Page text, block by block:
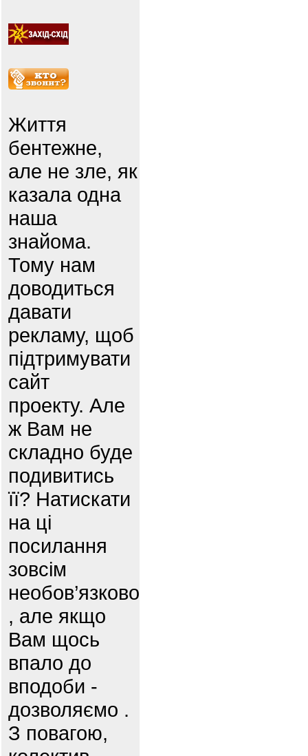
Життя
бентежне,
але не зле, як
казала одна
наша
знайома.
Тому нам
доводиться
давати
рекламу, щоб
підтримувати
сайт
проекту. Але
ж Вам не
складно буде
подивитись
її? Натискати
на ці
посилання
зовсім
необов’язково
, але якщо
Вам щось
впало до
вподоби -
дозволяємо .
З повагою,